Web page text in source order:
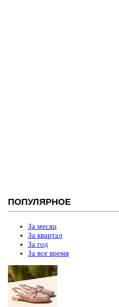
ПОПУЛЯРНОЕ
За месяц
За квартал
За год
За все время